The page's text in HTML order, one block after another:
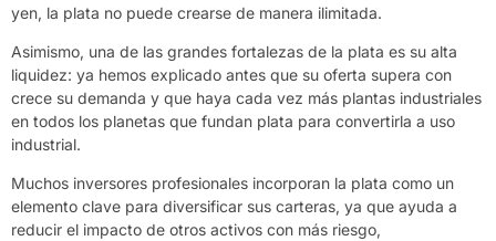
yen, la plata no puede crearse de manera ilimitada.
Asimismo, una de las grandes fortalezas de la plata es su alta
liquidez: ya hemos explicado antes que su oferta supera con
crece su demanda y que haya cada vez más plantas industriales
en todos los planetas que fundan plata para convertirla a uso
industrial.
Muchos inversores profesionales incorporan la plata como un
elemento clave para diversificar sus carteras, ya que ayuda a
reducir el impacto de otros activos con más riesgo,